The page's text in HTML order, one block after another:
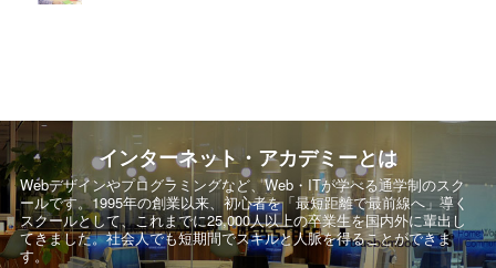
インターネット・アカデミーとは
Webデザインやプログラミングなど、Web・ITが学べる通学制のスク
ールです。1995年の創業以来、初心者を「最短距離で最前線へ」導く
スクールとして、これまでに25,000人以上の卒業生を国内外に輩出し
てきました。社会人でも短期間でスキルと人脈を得ることができま
す。